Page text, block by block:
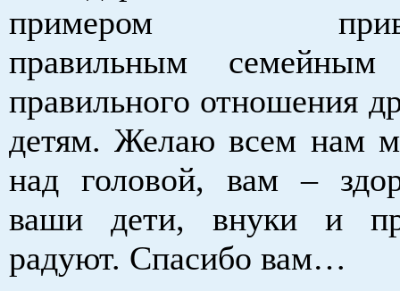
примером
правильным семейным
правильного отношения
детям. Желаю всем нам
над головой, вам –
ваши дети, внуки и
радуют. Спасибо вам…